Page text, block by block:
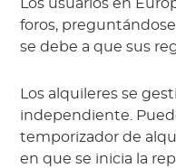
Los usuarios en
foros,
se debe a que sus
Los alquileres se
independiente.
temporizador de
en que se inicia la